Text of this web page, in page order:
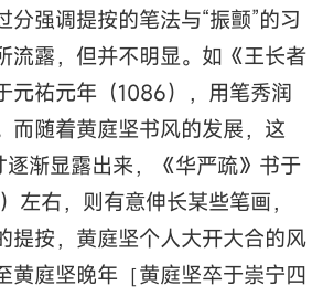
分强调提按的笔法与“振颤”的习
流露，但并不明显。如《王长者
元祐元年（1086），用笔秀润
而随着黄庭坚书风的发展，这
逐渐显露出来，《华严疏》书于
左右，则有意伸长某些笔画，
提按，黄庭坚个人大开大合的风
黄庭坚晚年［黄庭坚卒于崇宁四